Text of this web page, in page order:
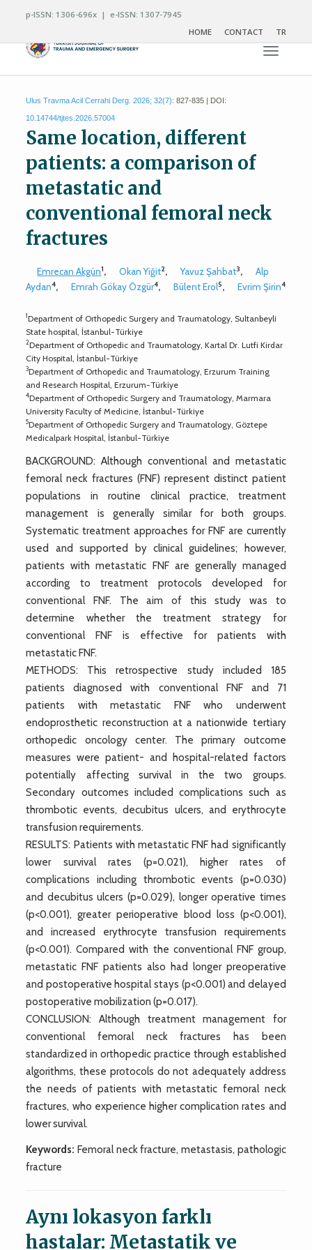
p-ISSN: 1306-696x | e-ISSN: 1307-7945
HOME
CONTACT TR
Toggle
Ulus Travma Acil Cerrahi Derg. 2026; 32(7): 827-835 | DOI:
10.14744/tjtes.2026.57004
Same location, different
patients: a comparison of
metastatic and
conventional femoral neck
fractures
Emrecan Akgün1, Okan Yiğit2, Yavuz Şahbat3,
Alp
Aydan4, Emrah Gökay Özgür4, Bülent Erol5, Evrim Şirin4
1Department of Orthopedic Surgery and Traumatology, Sultanbeyli
State hospital, İstanbul-Türkiye
2Department of Orthopedic and Traumatology, Kartal Dr. Lutfi Kirdar
City Hospital, İstanbul-Türkiye
3Department of Orthopedic and Traumatology, Erzurum Training
and Research Hospital, Erzurum-Türkiye
4Department of Orthopedic Surgery and Traumatology, Marmara
University Faculty of Medicine, İstanbul-Türkiye
5Department of Orthopedic Surgery and Traumatology, Göztepe
Medicalpark Hospital, İstanbul-Türkiye
BACKGROUND: Although conventional and metastatic
femoral neck fractures (FNF) represent distinct patient
populations in routine clinical practice, treatment
management is generally similar for both groups.
Systematic treatment approaches for FNF are currently
used and supported by clinical guidelines; however,
patients with metastatic FNF are generally managed
according to treatment protocols developed for
conventional FNF. The aim of this study was to
determine whether the treatment strategy for
conventional FNF is effective for patients with
metastatic FNF.
METHODS: This retrospective study included 185
patients diagnosed with conventional FNF and 71
patients with metastatic FNF who underwent
endoprosthetic reconstruction at a nationwide tertiary
orthopedic oncology center. The primary outcome
measures were patient- and hospital-related factors
potentially affecting survival in the two groups.
Secondary outcomes included complications such as
thrombotic events, decubitus ulcers, and erythrocyte
transfusion requirements.
RESULTS: Patients with metastatic FNF had significantly
lower survival rates (p=0.021), higher rates of
complications including thrombotic events (p=0.030)
and decubitus ulcers (p=0.029), longer operative times
(p<0.001), greater perioperative blood loss (p<0.001),
and increased erythrocyte transfusion requirements
(p<0.001). Compared with the conventional FNF group,
metastatic FNF patients also had longer preoperative
and postoperative hospital stays (p<0.001) and delayed
postoperative mobilization (p=0.017).
CONCLUSION: Although treatment management for
conventional femoral neck fractures has been
standardized in orthopedic practice through established
algorithms, these protocols do not adequately address
the needs of patients with metastatic femoral neck
fractures, who experience higher complication rates and
lower survival.
Keywords: Femoral neck fracture, metastasis, pathologic
fracture
Aynı lokasyon farklı
hastalar: Metastatik ve